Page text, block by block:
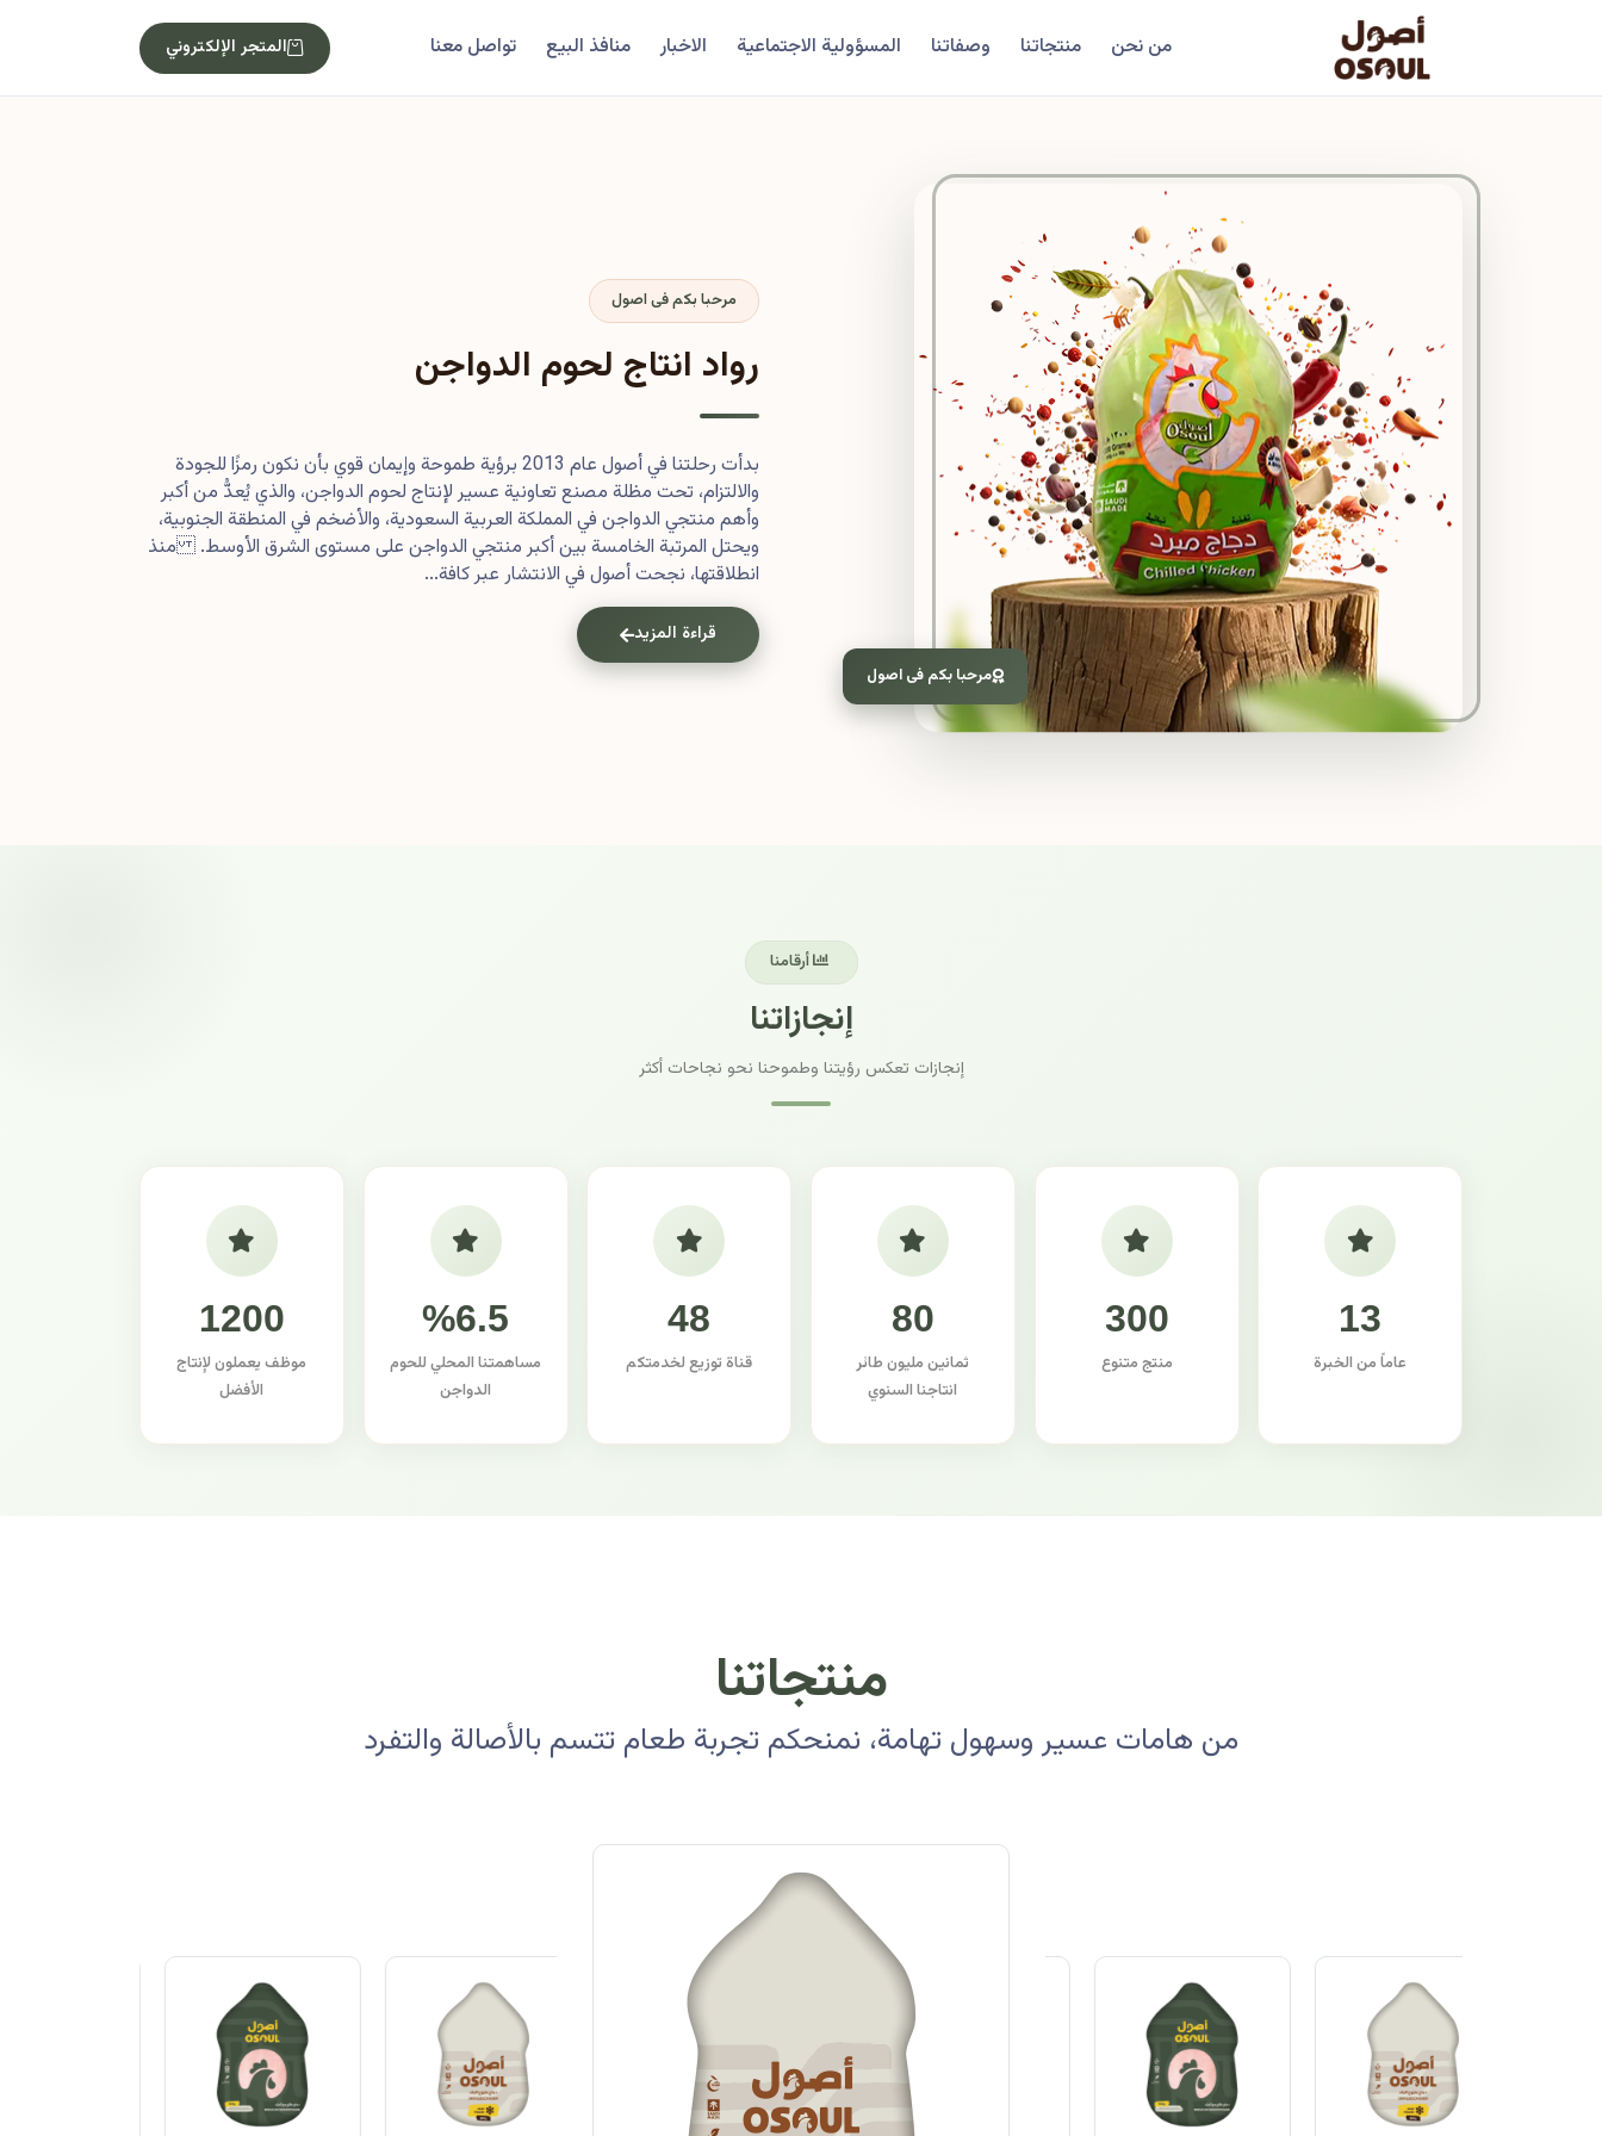
من نحن منتجاتنا وصفاتنا المسؤولية الاجتماعية الاخبار منافذ البيع تواصل معنا المتجر الإلكتروني
مرحبا بكم فى اصول
مرحبا بكم فى اصول
رواد انتاج لحوم الدواجن
بدأت رحلتنا في أصول عام 2013 برؤية طموحة وإيمان قوي بأن نكون رمزًا للجودة
والالتزام، تحت مظلة مصنع تعاونية عسير لإنتاج لحوم الدواجن، والذي يُعدُّ من أكبر
وأهم منتجي الدواجن في المملكة العربية السعودية، والأضخم في المنطقة الجنوبية،
ويحتل المرتبة الخامسة بين أكبر منتجي الدواجن على مستوى الشرق الأوسط. منذ
انطلاقتها، نجحت أصول في الانتشار عبر كافة...
قراءة المزيد
أرقامنا
إنجازاتنا
إنجازات تعكس رؤيتنا وطموحنا نحو نجاحات أكثر
13
عاماً من الخبرة
300
منتج متنوع
80
ثمانين مليون طائر
انتاجنا السنوي
48
قناة توزيع لخدمتكم
%6.5
مساهمتنا المحلي للحوم
الدواجن
1200
موظف يعملون لإنتاج
الأفضل
منتجاتنا
من هامات عسير وسهول تهامة، نمنحكم تجربة طعام تتسم بالأصالة والتفرد